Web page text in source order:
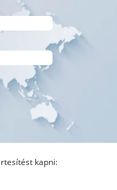
kapni: